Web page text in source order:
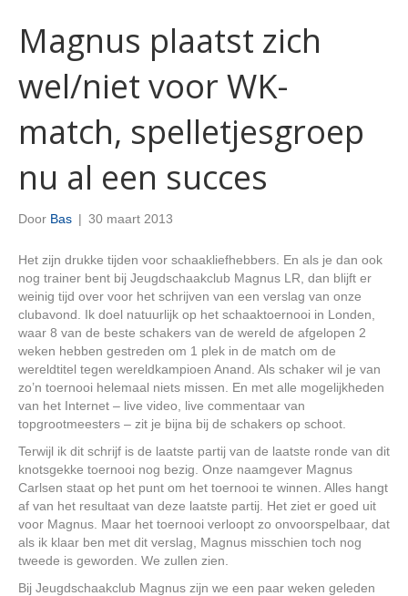
Magnus plaatst zich
wel/niet voor WK-
match, spelletjesgroep
nu al een succes
Door Bas | 30 maart 2013
Het zijn drukke tijden voor schaakliefhebbers. En als je dan ook
nog trainer bent bij Jeugdschaakclub Magnus LR, dan blijft er
weinig tijd over voor het schrijven van een verslag van onze
clubavond. Ik doel natuurlijk op het schaaktoernooi in Londen,
waar 8 van de beste schakers van de wereld de afgelopen 2
weken hebben gestreden om 1 plek in de match om de
wereldtitel tegen wereldkampioen Anand. Als schaker wil je van
zo’n toernooi helemaal niets missen. En met alle mogelijkheden
van het Internet – live video, live commentaar van
topgrootmeesters – zit je bijna bij de schakers op schoot.
Terwijl ik dit schrijf is de laatste partij van de laatste ronde van dit
knotsgekke toernooi nog bezig. Onze naamgever Magnus
Carlsen staat op het punt om het toernooi te winnen. Alles hangt
af van het resultaat van deze laatste partij. Het ziet er goed uit
voor Magnus. Maar het toernooi verloopt zo onvoorspelbaar, dat
als ik klaar ben met dit verslag, Magnus misschien toch nog
tweede is geworden. We zullen zien.
Bij Jeugdschaakclub Magnus zijn we een paar weken geleden